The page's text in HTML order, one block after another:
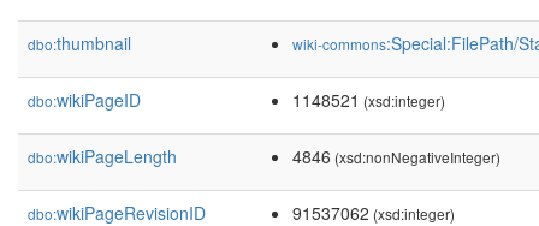
dbo:thumbnail wiki-commons:Special:FilePath/
dbo:wikiPageID 1148521 (xsd:integer)
dbo:wikiPageLength 4846 (xsd:nonNegativeInteger)
dbo:wikiPageRevisionID 91537062 (xsd:integer)